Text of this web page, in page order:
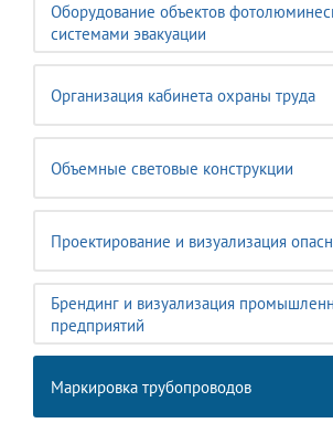
Оборудование объектов
системами эвакуации
Организация кабинета охраны труда
Объемные световые конструкции
Проектирование и визуализация
Брендинг и визуализация
предприятий
Маркировка трубопроводов